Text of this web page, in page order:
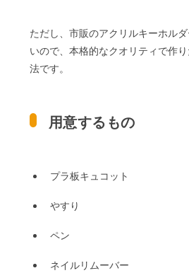
ただし、市販のアクリルキーホル
いので、本格的なクオリティで作
法です。
用意するもの
プラ板キュコット
やすり
ペン
ネイルリムーバー